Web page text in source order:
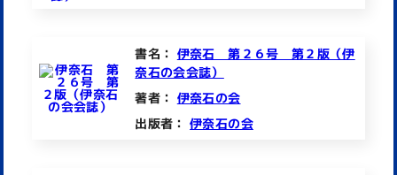
書名： 伊奈石 第２６号 第２版（伊
奈石の会会誌）
著者： 伊奈石の会
出版者：伊奈石の会